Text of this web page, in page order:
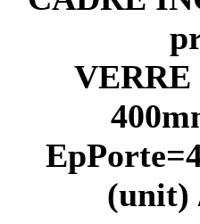
VERRE
(unit)